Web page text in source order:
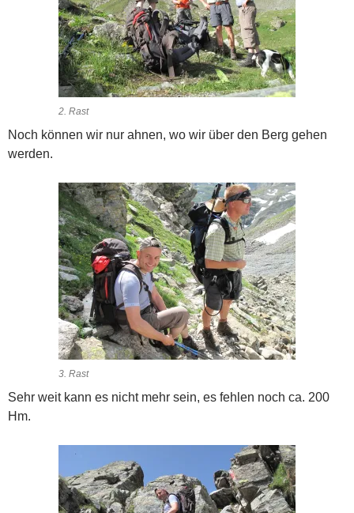
2. Rast
Noch können wir nur ahnen, wo wir über den Berg gehen
werden.
3. Rast
Sehr weit kann es nicht mehr sein, es fehlen noch ca. 200
Hm.